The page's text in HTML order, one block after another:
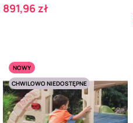
Cena
891,96 zł
NOWY
CHWILOWO NIEDOSTĘPNE